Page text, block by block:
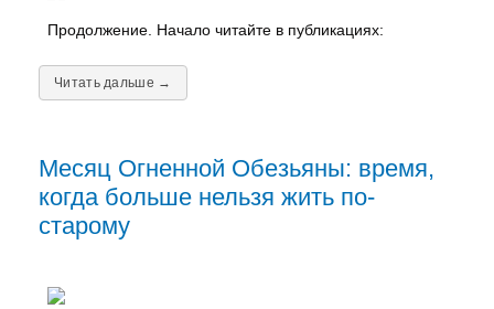
Продолжение. Начало читайте в публикациях:
Читать дальше →
Месяц Огненной Обезьяны: время,
когда больше нельзя жить по-
старому